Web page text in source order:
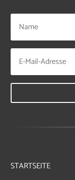
STARTSEITE